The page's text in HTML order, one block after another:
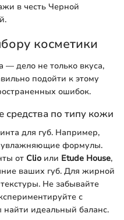
в честь Черной
косметики
— дело не только вкуса,
подойти к этому
ошибок.
средства по типу кожи
для губ. Например,
увлажняющие формулы.
от Clio или Etude House,
ваших губ. Для жирной
Не забывайте
с
идеальный баланс.